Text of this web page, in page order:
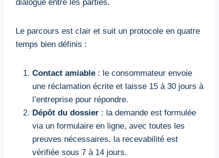
dialogue entre les parties.
Le parcours est clair et suit un protocole en quatre
temps bien définis :
Contact amiable : le consommateur envoie
une réclamation écrite et laisse 15 à 30 jours à
l’entreprise pour répondre.
Dépôt du dossier : la demande est formulée
via un formulaire en ligne, avec toutes les
preuves nécessaires, la recevabilité est
vérifiée sous 7 à 14 jours.